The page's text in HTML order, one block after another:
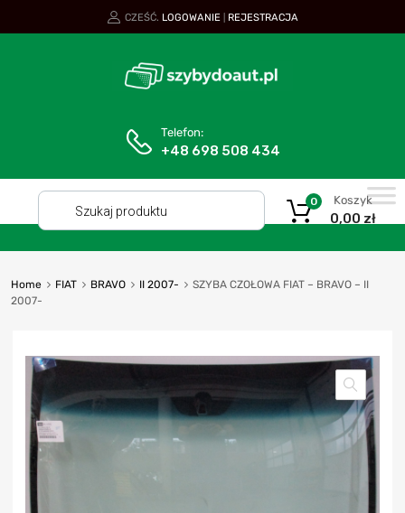
CZEŚĆ. LOGOWANIE REJESTRACJA
Telefon:
+48 698 508 434
Koszyk
0,00 zł
0
Home FIAT BRAVO II 2007-
SZYBA CZOŁOWA FIAT – BRAVO – II
2007-